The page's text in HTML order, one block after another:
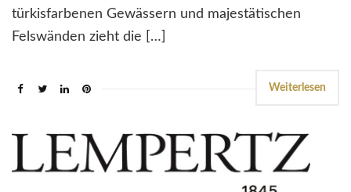
türkisfarbenen Gewässern und majestätischen
Felswänden zieht die […]
Weiterlesen